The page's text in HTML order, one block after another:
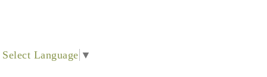
Select Language ▼